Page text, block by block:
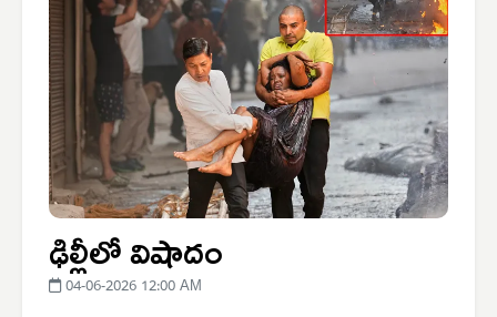
ఢిల్లీలో విషాదం
04-06-2026 12:00 AM